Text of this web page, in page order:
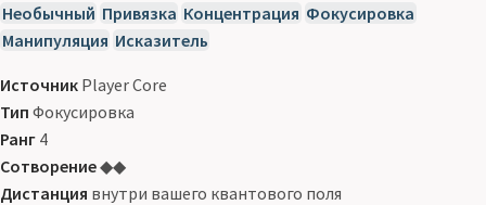
Необычный Привязка Концентрация Фокусировка
Манипуляция Исказитель
Источник Player Core
Тип Фокусировка
Ранг 4
Сотворение◆◆
Дистанция внутри вашего квантового поля